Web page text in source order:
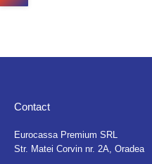
Contact
Eurocassa Premium SRL
Str. Matei Corvin nr. 2A, Oradea